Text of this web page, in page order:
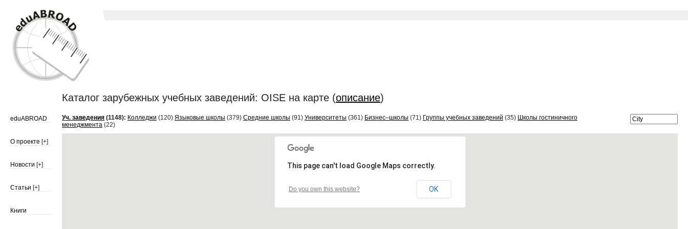
Каталог зарубежных учебных заведений: OISE на карте (описание)
eduABROAD
О проекте [+]
Новости [+]
Статьи [+]
Книги
Уч. заведения (1148): Колледжи (120) Языковые школы (379) Средние школы (91) Университеты (361) Бизнес–школы (71) Группы учебных заведений (35) Школы гостиничного
менеджмента (22)
This page can't load Google Maps correctly.
Do you own this website? OK